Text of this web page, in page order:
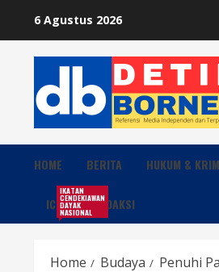
content
6 Agustus 2026
HOME BERITA HUKUM &
ICDN
IKATAN
CENDEKIAWAN
DAYAK
NASIONALREDAKSI
Home Budaya Penuhi